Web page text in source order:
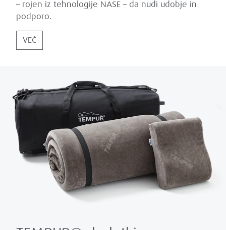
– rojen iz tehnologije NASE – da nudi udobje in
podporo.
VEČ